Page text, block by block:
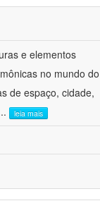
e elementos
no mundo do
de espaço, cidade,
leia mais